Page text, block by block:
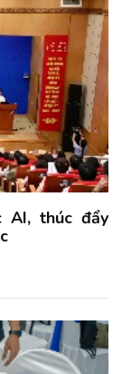
AI, thúc đẩy